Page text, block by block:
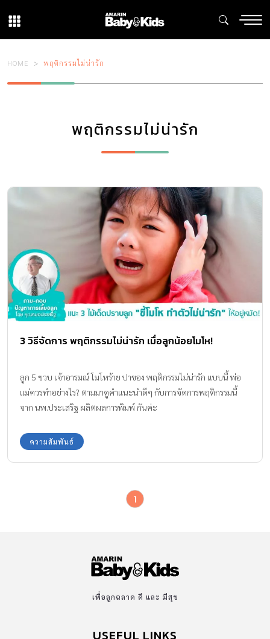
HOME พฤติกรรมไม่น่ารัก
พฤติกรรมไม่น่ารัก
3 วิธีจัดการ พฤติกรรมไม่น่ารัก เมื่อลูกน้อยโมโห!
ลูก 5 ขวบ เจ้าอารมณ์ โมโหร้าย ปาของ พฤติกรรมไม่น่ารัก แบบนี้ พ่อ
แม่ควรทำอย่างไร? ตามมาดูคำแนะนำดีๆ กับการจัดการพฤติกรรมนี้
จาก นพ.ประเสริฐ ผลิตผลการพิมพ์ กันค่ะ
ความสัมพันธ์
1
เพื่อลูกฉลาด ดี และ มีสุข
USEFUL LINKS